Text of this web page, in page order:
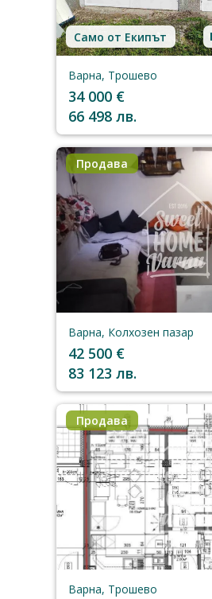
Само от Екипът
Варна, Трошево
34 000 €
66 498 лв.
Продава
Варна, Колхозен пазар
42 500 €
83 123 лв.
Продава
Варна, Трошево